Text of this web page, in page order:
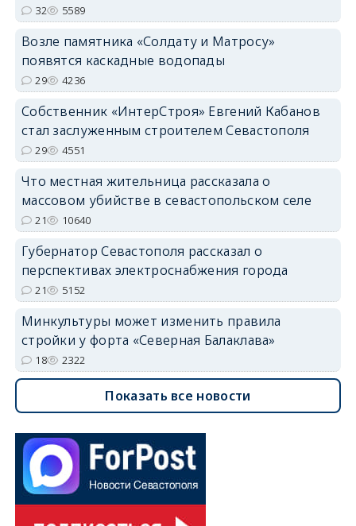
32 5589
Возле памятника «Солдату и Матросу»
появятся каскадные водопады
29 4236
Собственник «ИнтерСтроя» Евгений Кабанов
стал заслуженным строителем Севастополя
29 4551
Что местная жительница рассказала о
массовом убийстве в севастопольском селе
21 10640
Губернатор Севастополя рассказал о
перспективах электроснабжения города
21 5152
Минкультуры может изменить правила
стройки у форта «Северная Балаклава»
18 2322
Показать все новости